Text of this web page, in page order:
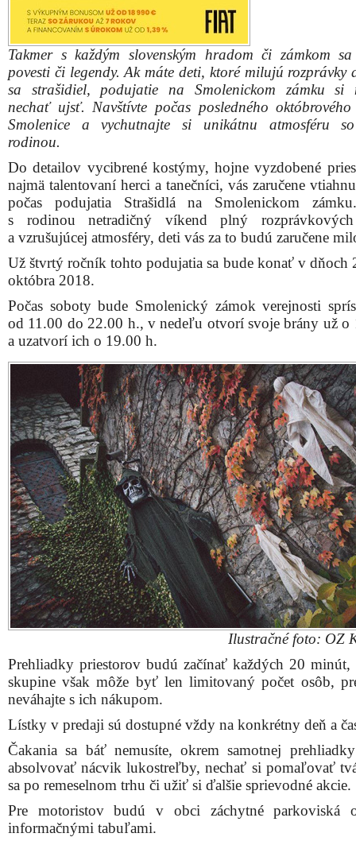
Takmer s každým slovenským hradom či zámkom
povesti či legendy. Ak máte deti, ktoré milujú rozprávky
sa strašidiel, podujatie na Smolenickom zámku si
nechať ujsť. Navštívte počas posledného októbrového
Smolenice a vychutnajte si unikátnu atmosféru
rodinou.
Do detailov vycibrené kostýmy, hojne vyzdobené
najmä talentovaní herci a tanečníci, vás zaručene
počas podujatia Strašidlá na Smolenickom
s rodinou netradičný víkend plný
a vzrušujúcej atmosféry, deti vás za to budú zaručene
Už štvrtý ročník tohto podujatia sa bude konať v dňoch
októbra 2018.
Počas soboty bude Smolenický zámok verejnosti
od 11.00 do 22.00 h., v nedeľu otvorí svoje brány už o
a uzatvorí ich o 19.00 h.
Ilustračné foto: OZ
Prehliadky priestorov budú začínať každých 20 minút,
skupine však môže byť len limitovaný počet osôb,
neváhajte s ich nákupom.
Lístky v predaji sú dostupné vždy na konkrétny deň a
Čakania sa báť nemusíte, okrem samotnej
absolvovať nácvik lukostreľby, nechať si pomaľovať
sa po remeselnom trhu či užiť si ďalšie sprievodné
Pre motoristov budú v obci záchytné parkoviská
informačnými tabuľami.